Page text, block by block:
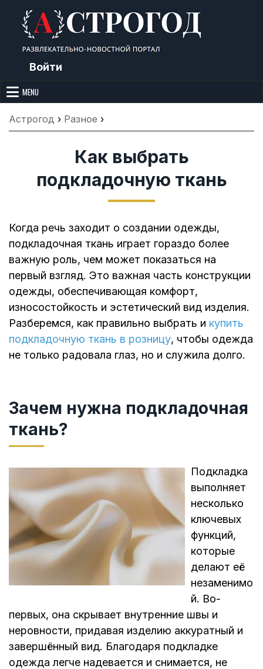
content
Войти
Астрогод: Праздники сегодня,
Лунный календарь, Приметы,
Что нельзя делать, Гороскопы и
Сонник
приметы, точный гороскоп и толкование снов. Читайте, что можно и
MENU
Астрогод › Разное ›
Как выбрать
подкладочную ткань
Когда речь заходит о создании одежды,
подкладочная ткань играет гораздо более
важную роль, чем может показаться на
первый взгляд. Это важная часть конструкции
одежды, обеспечивающая комфорт,
износостойкость и эстетический вид изделия.
Разберемся, как правильно выбрать и купить
подкладочную ткань в розницу, чтобы одежда
не только радовала глаз, но и служила долго.
Зачем нужна подкладочная
ткань?
Подкладка
выполняет
несколько
ключевых
функций,
которые
делают её
незаменимо
й. Во-
первых, она скрывает внутренние швы и
неровности, придавая изделию аккуратный и
завершённый вид. Благодаря подкладке
одежда легче надевается и снимается, не